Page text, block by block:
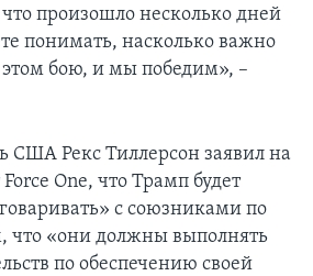
произошло несколько дней
понимать, насколько важно
этом бою, и мы победим», –
США Рекс Тиллерсон заявил на
One, что Трамп будет
с союзниками по
«они должны выполнять
по обеспечению своей